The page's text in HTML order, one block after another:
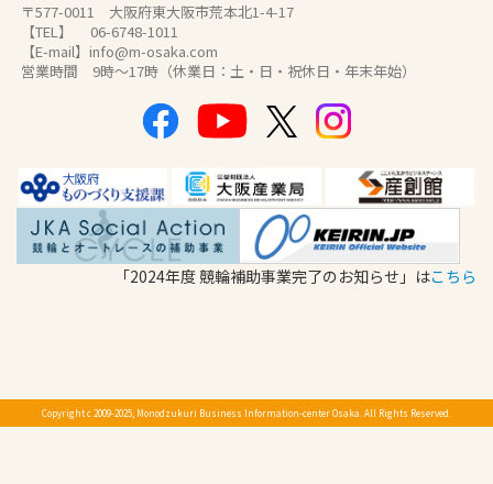
〒577-0011 大阪府東大阪市荒本北1-4-17
【TEL】 06-6748-1011
【E-mail】info@m-osaka.com
営業時間 9時～17時（休業日：土・日・祝休日・年末年始）
「2024年度 競輪補助事業完了のお知らせ」はこちら
Copyright c 2009-2025, Monodzukuri Business Information-center Osaka. All Rights Reserved.